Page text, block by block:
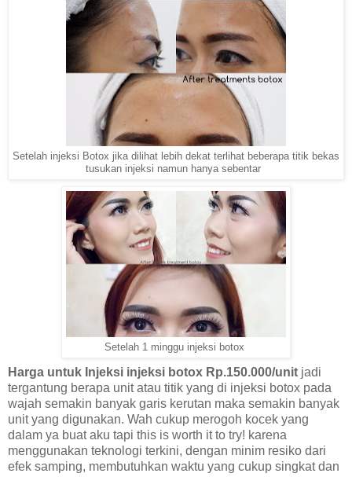
Setelah injeksi Botox jika dilihat lebih dekat terlihat beberapa titik bekas
tusukan injeksi namun hanya sebentar
Setelah 1 minggu injeksi botox
Harga untuk Injeksi injeksi botox Rp.150.000/unit jadi
tergantung berapa unit atau titik yang di injeksi botox pada
wajah semakin banyak garis kerutan maka semakin banyak
unit yang digunakan. Wah cukup merogoh kocek yang
dalam ya buat aku tapi this is worth it to try! karena
menggunakan teknologi terkini, dengan minim resiko dari
efek samping, membutuhkan waktu yang cukup singkat dan